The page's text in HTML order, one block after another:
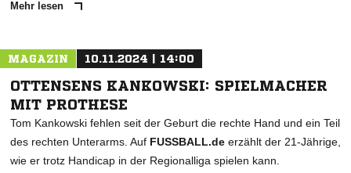
Mehr lesen
MAGAZIN 10.11.2024 | 14:00
OTTENSENS KANKOWSKI: SPIELMACHER
MIT PROTHESE
Tom Kankowski fehlen seit der Geburt die rechte Hand und ein Teil
des rechten Unterarms. Auf FUSSBALL.de erzählt der 21-Jährige,
wie er trotz Handicap in der Regionalliga spielen kann.